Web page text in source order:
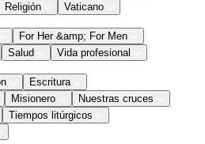
Religión Vaticano
For Her &amp; For Men
Salud Vida profesional
Escritura
Misionero
Nuestras cruces
Tiempos litúrgicos